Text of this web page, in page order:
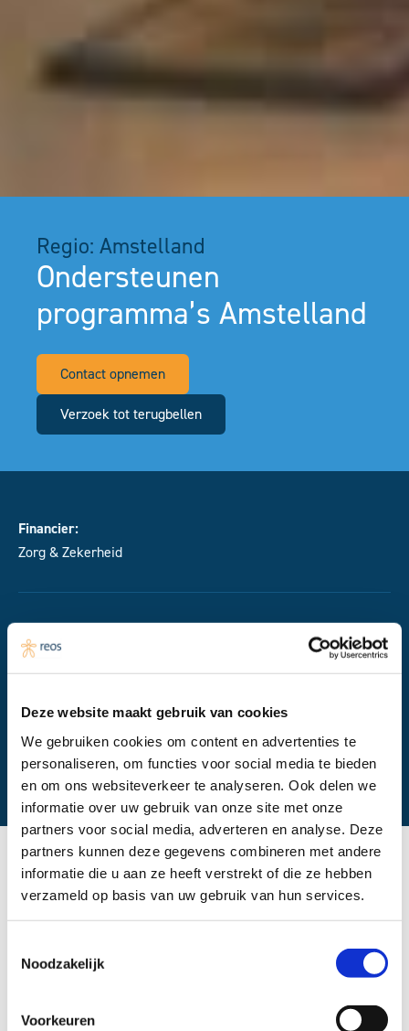
Deze website maakt gebruik van cookies
We gebruiken cookies om content en advertenties te
personaliseren, om functies voor social media te bieden
en om ons websiteverkeer te analyseren. Ook delen we
informatie over uw gebruik van onze site met onze
partners voor social media, adverteren en analyse. Deze
partners kunnen deze gegevens combineren met andere
informatie die u aan ze heeft verstrekt of die ze hebben
verzameld op basis van uw gebruik van hun services.
Noodzakelijk
Voorkeuren
Regio: Amstelland
Ondersteunen
programma’s Amstelland
Contact opnemen
Verzoek tot terugbellen
Financier:
Zorg & Zekerheid
Samenwerkingspartner:
Amstelland Zorg
Laatst bijgewerkt:
Februari 2025
Regio-organisatie Amstelland Zorg werkt samen
met Reos om de effectiviteit van haar programma’s
complexere vraag naar zorg, met name op het
gezondheidszorg (GGZ), is er behoefte aan een